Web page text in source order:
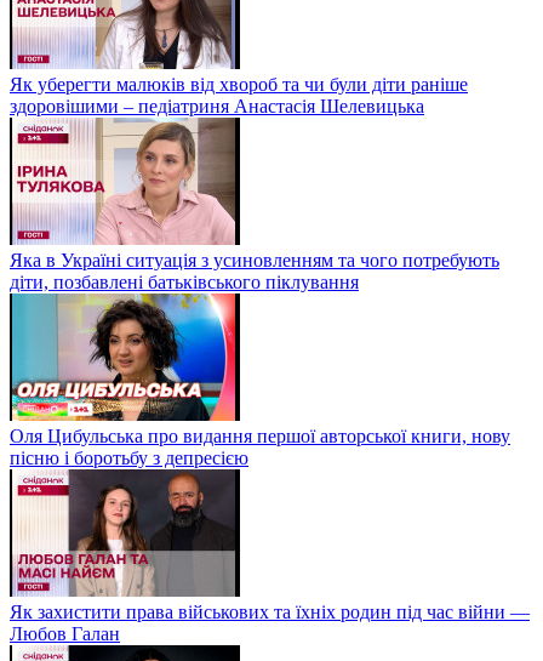
Як уберегти малюків від хвороб та чи були діти раніше
здоровішими – педіатриня Анастасія Шелевицька
Яка в Україні ситуація з усиновленням та чого потребують
діти, позбавлені батьківського піклування
Оля Цибульська про видання першої авторської книги, нову
пісню і боротьбу з депресією
Як захистити права військових та їхніх родин під час війни —
Любов Галан